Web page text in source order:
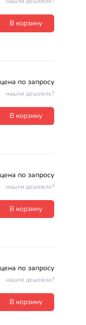
В корзину
цена по запросу
нашли дешевле?
В корзину
цена по запросу
нашли дешевле?
В корзину
цена по запросу
нашли дешевле?
В корзину